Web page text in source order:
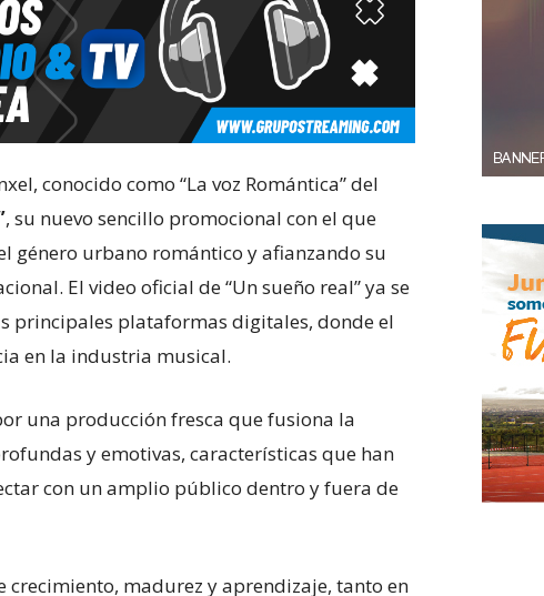
conocido como “La voz Romántica” del
, su nuevo sencillo promocional con el que
género urbano romántico y afianzando su
El video oficial de “Un sueño real” ya se
principales plataformas digitales, donde el
en la industria musical.
una producción fresca que fusiona la
y emotivas, características que han
con un amplio público dentro y fuera de
crecimiento, madurez y aprendizaje, tanto en